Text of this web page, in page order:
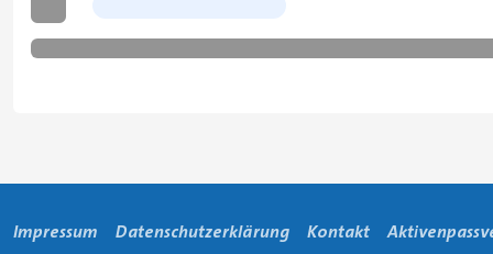
Impressum Datenschutzerklärung Kontakt